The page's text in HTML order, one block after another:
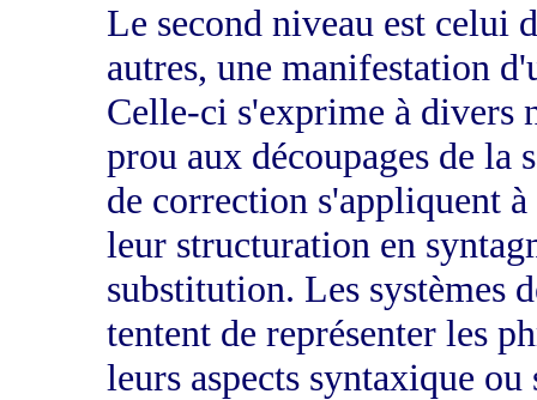
Le second niveau est celui
autres, une manifestation
Celle-ci s'exprime à divers
prou aux découpages de la
de correction s'appliquent
leur structuration en
substitution. Les systèmes
tentent de représenter les
leurs aspects syntaxique ou